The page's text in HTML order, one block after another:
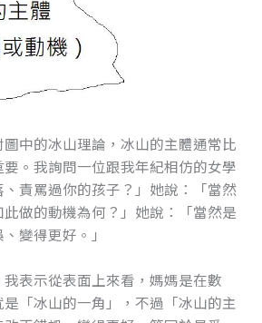
中的冰山理論，冰山的主體通常比
。我詢問一位跟我年紀相仿的女學
責罵過你的孩子？」她說：「當然
做的動機為何？」她說：「當然是
變得更好。」
表示從表面上來看，媽媽是在數
「冰山的一角」，不過「冰山的主